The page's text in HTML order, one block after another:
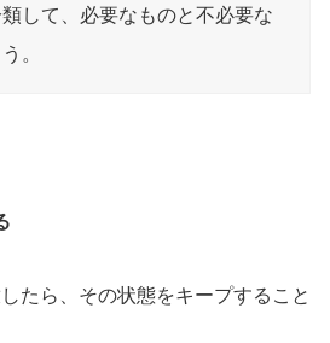
して、必要なものと不必要な
。
たら、その状態をキープすること